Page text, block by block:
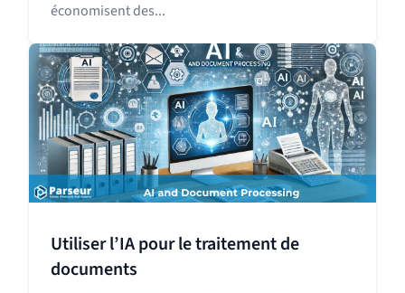
économisent des...
Utiliser l’IA pour le traitement de
documents